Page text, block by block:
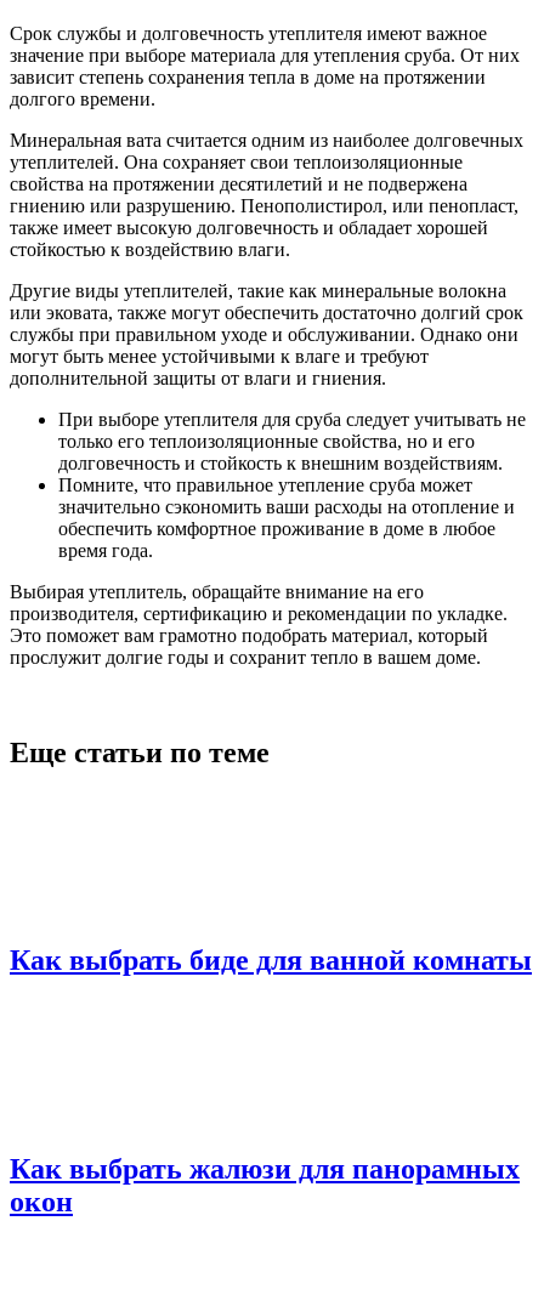
Срок службы и долговечность утеплителя имеют важное
значение при выборе материала для утепления сруба. От них
зависит степень сохранения тепла в доме на протяжении
долгого времени.
Минеральная вата считается одним из наиболее долговечных
утеплителей. Она сохраняет свои теплоизоляционные
свойства на протяжении десятилетий и не подвержена
гниению или разрушению. Пенополистирол, или пенопласт,
также имеет высокую долговечность и обладает хорошей
стойкостью к воздействию влаги.
Другие виды утеплителей, такие как минеральные волокна
или эковата, также могут обеспечить достаточно долгий срок
службы при правильном уходе и обслуживании. Однако они
могут быть менее устойчивыми к влаге и требуют
дополнительной защиты от влаги и гниения.
При выборе утеплителя для сруба следует учитывать не
только его теплоизоляционные свойства, но и его
долговечность и стойкость к внешним воздействиям.
Помните, что правильное утепление сруба может
значительно сэкономить ваши расходы на отопление и
обеспечить комфортное проживание в доме в любое
время года.
Выбирая утеплитель, обращайте внимание на его
производителя, сертификацию и рекомендации по укладке.
Это поможет вам грамотно подобрать материал, который
прослужит долгие годы и сохранит тепло в вашем доме.
Еще статьи по теме
Как выбрать биде для ванной комнаты
Как выбрать жалюзи для панорамных
окон